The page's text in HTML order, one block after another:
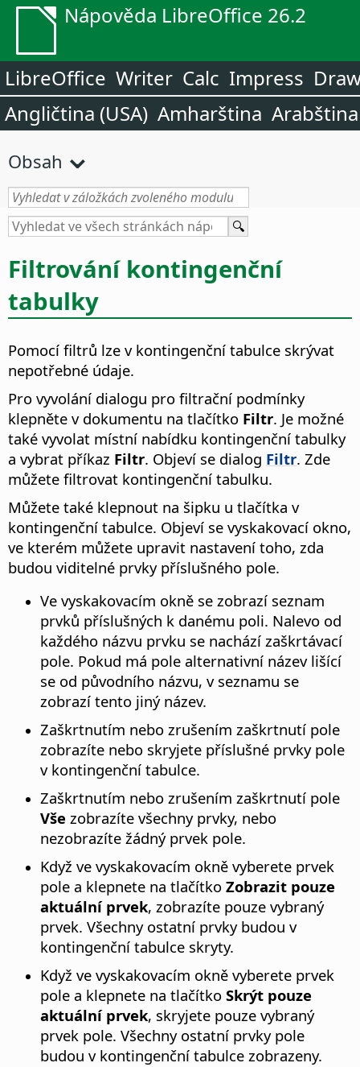
Nápověda LibreOffice 26.2
LibreOffice Writer Calc Impress
Angličtina (USA) Amharština Arabština
Obsah
Filtrování kontingenční
tabulky
Pomocí filtrů lze v kontingenční tabulce skrývat
nepotřebné údaje.
Pro vyvolání dialogu pro filtrační podmínky
klepněte v dokumentu na tlačítko Filtr. Je možné
také vyvolat místní nabídku kontingenční tabulky
a vybrat příkaz Filtr. Objeví se dialog Filtr. Zde
můžete filtrovat kontingenční tabulku.
Můžete také klepnout na šipku u tlačítka v
kontingenční tabulce. Objeví se vyskakovací okno,
ve kterém můžete upravit nastavení toho, zda
budou viditelné prvky příslušného pole.
Ve vyskakovacím okně se zobrazí seznam
prvků příslušných k danému poli. Nalevo od
každého názvu prvku se nachází zaškrtávací
pole. Pokud má pole alternativní název lišící
se od původního názvu, v seznamu se
zobrazí tento jiný název.
Zaškrtnutím nebo zrušením zaškrtnutí pole
zobrazíte nebo skryjete příslušné prvky pole
v kontingenční tabulce.
Zaškrtnutím nebo zrušením zaškrtnutí pole
Vše zobrazíte všechny prvky, nebo
nezobrazíte žádný prvek pole.
Když ve vyskakovacím okně vyberete prvek
pole a klepnete na tlačítko Zobrazit pouze
aktuální prvek, zobrazíte pouze vybraný
prvek. Všechny ostatní prvky budou v
kontingenční tabulce skryty.
Když ve vyskakovacím okně vyberete prvek
pole a klepnete na tlačítko Skrýt pouze
aktuální prvek, skryjete pouze vybraný
prvek pole. Všechny ostatní prvky pole
budou v kontingenční tabulce zobrazeny.